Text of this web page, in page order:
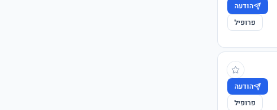
הודעה
פרופיל
הודעה
פרופיל